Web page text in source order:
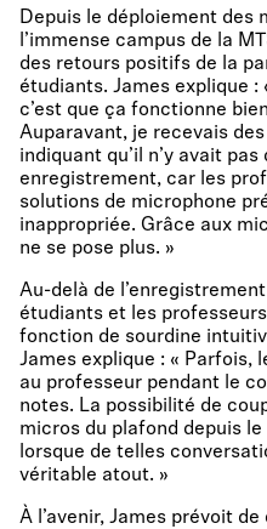
Depuis le déploiement des
l’immense campus de la
des retours positifs de la
étudiants. James explique :
c’est que ça fonctionne
Auparavant, je recevais
indiquant qu’il n’y avait pas
enregistrement, car les
solutions de microphone
inappropriée. Grâce aux
ne se pose plus. »
Au-delà de
étudiants et les
fonction de sourdine
James explique : « Parfois,
au professeur pendant le
notes. La possibilité de
micros du plafond depuis
lorsque de telles
véritable atout. »
À l’avenir, James prévoit